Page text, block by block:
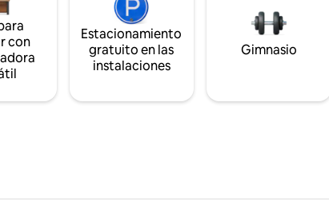
con
Estacionamiento
gratuito en las
instalaciones
Gimnasio